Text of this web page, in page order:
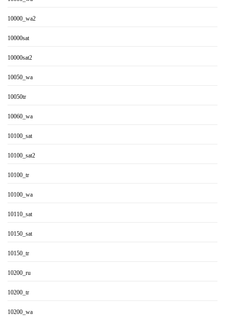
10000_wa2
10000sat
10000sat2
10050_wa
10050tr
10060_wa
10100_sat
10100_sat2
10100_tr
10100_wa
10110_sat
10150_sat
10150_tr
10200_ru
10200_tr
10200_wa